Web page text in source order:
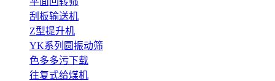
刮板输送机
Z型提升机
YK系列圆振动筛
色多多污下载
往复式给煤机